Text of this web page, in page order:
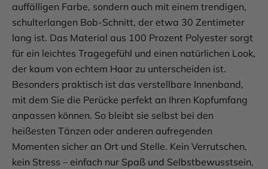
auffälligen Farbe, sondern auch mit einem trendigen,
schulterlangen Bob-Schnitt, der etwa 30 Zentimeter
lang ist. Das Material aus 100 Prozent Polyester sorgt
für ein leichtes Tragegefühl und einen natürlichen Look,
der kaum von echtem Haar zu unterscheiden ist.
Besonders praktisch ist das verstellbare Innenband,
mit dem Sie die Perücke perfekt an Ihren Kopfumfang
anpassen können. So bleibt sie selbst bei den
heißesten Tänzen oder anderen aufregenden
Momenten sicher an Ort und Stelle. Kein Verrutschen,
kein Stress – einfach nur Spaß und Selbstbewusstsein,